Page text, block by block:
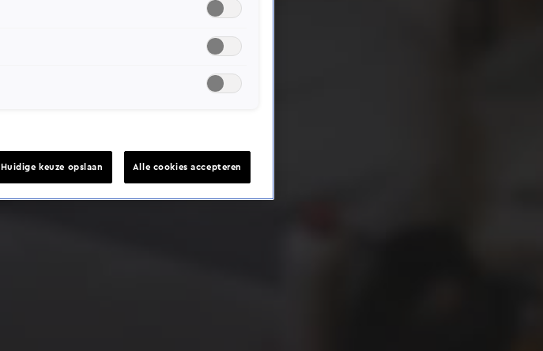
op je huidige locatie
Huidige keuze opslaan Alle cookies accepteren